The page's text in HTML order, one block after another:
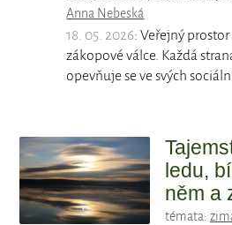
Anna Nebeská
18. 05. 2026: Veřejný
zákopové válce. Každá
opevňuje se ve svých
ledu,
něm a
témata: